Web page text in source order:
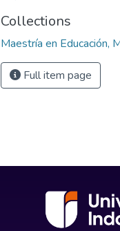
Collections
Maestría en Educación,
Full item page